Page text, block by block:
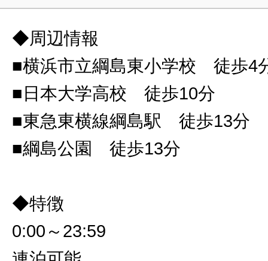
◆周辺情報
■横浜市立綱島東小学校 徒歩4
■日本大学高校 徒歩10分
■東急東横線綱島駅 徒歩13分
■綱島公園 徒歩13分
◆特徴
0:00～23:59